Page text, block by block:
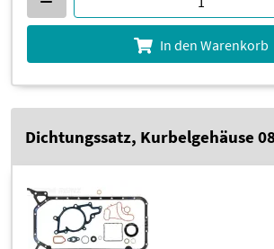
In den Warenkorb
Dichtungssatz, Kurbelgehäuse